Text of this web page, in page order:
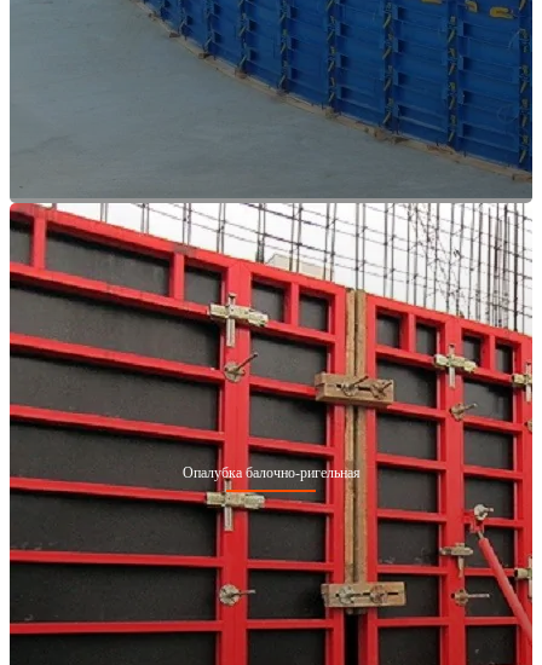
Опалубка балочно-ригельная